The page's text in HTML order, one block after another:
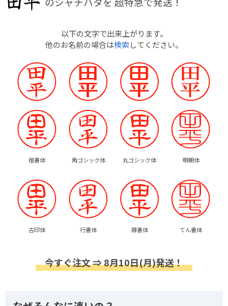
以下の文字で出来上がります。
他のお名前の場合は検索してください。
楷書体 角ゴシック体 丸ゴシック体 明朝体
古印体 行書体 隷書体 てん書体
今すぐ注文 ⇒ 8月10日(月)発送！